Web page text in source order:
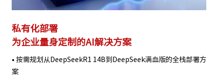
私有化部署
为企业量身定制的AI解决方案
• 按需规划从DeepSeekR1 14B到DeepSeek满血版的全栈部署方
案